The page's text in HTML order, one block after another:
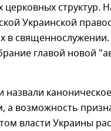
структур.
Украинской
в
главой новой
назвали
а возможность
власти Украины